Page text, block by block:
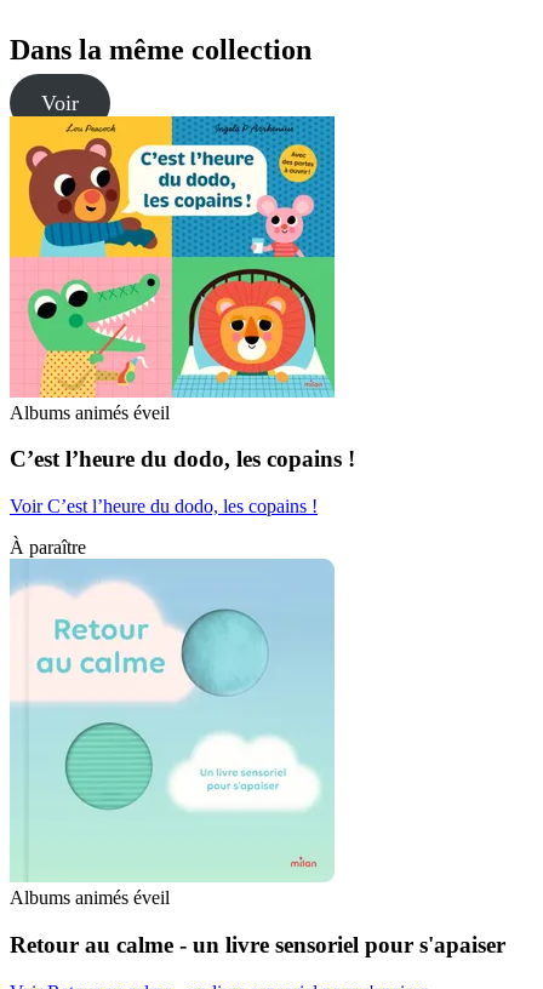
Dans la même collection
Voir
Albums animés éveil
C’est l’heure du dodo, les copains !
Voir C’est l’heure du dodo, les copains !
À paraître
Albums animés éveil
Retour au calme - un livre sensoriel pour s'apaiser